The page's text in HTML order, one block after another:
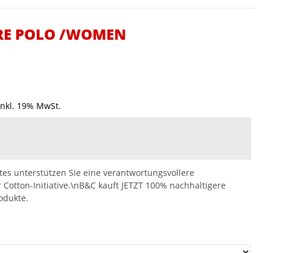
POLO /WOMEN
19% MwSt.
unterstützen Sie eine verantwortungsvollere
Initiative.\nB&C kauft JETZT 100% nachhaltigere